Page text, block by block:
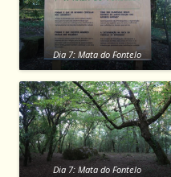
Dia 7: Mata do Fontelo
Dia 7: Mata do Fontelo